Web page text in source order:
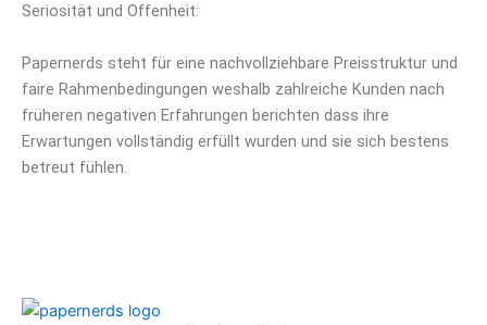
Seriosität und Offenheit:
Papernerds steht für eine nachvollziehbare Preisstruktur und
faire Rahmenbedingungen weshalb zahlreiche Kunden nach
früheren negativen Erfahrungen berichten dass ihre
Erwartungen vollständig erfüllt wurden und sie sich bestens
betreut fühlen.